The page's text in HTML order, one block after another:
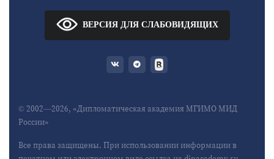
ВЕРСИЯ ДЛЯ СЛАБОВИДЯЩИХ
© 2002—2026, «Дипломатическая академия МГИМО МИД
России»
Все права защищены. При использовании информации в